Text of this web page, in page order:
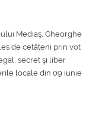
Mediaş, Gheorghe
de cetăţeni prin vot
secret şi liber
locale din 09 iunie